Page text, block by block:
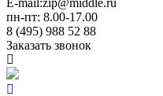
E-mail:zip@middle.ru
пн-пт: 8.00-17.00
8 (495) 988 52 88
Заказать звонок